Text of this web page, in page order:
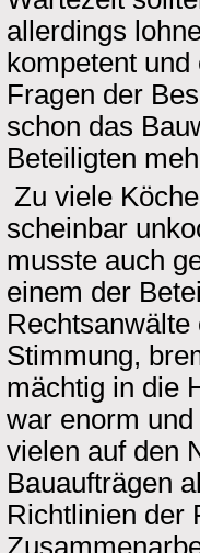
allerdings
kompetent
Fragen der
schon das
Beteiligten
Zu viele
scheinbar
musste auch
einem der
Stimmung,
mächtig in die
war enorm
vielen auf den
Bauaufträgen
Richtlinien der